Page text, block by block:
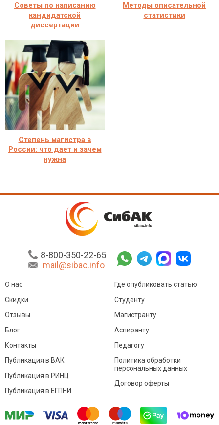
Советы по написанию
кандидатской
диссертации
Методы описательной
статистики
Степень магистра в
России: что дает и зачем
нужна
8-800-350-22-65
mail@sibac.info
О нас
Скидки
Отзывы
Блог
Контакты
Где опубликовать статью
Студенту
Магистранту
Аспиранту
Педагогу
Публикация в ВАК
Публикация в РИНЦ
Публикация в ЕГПНИ
Политика обработки
персональных данных
Договор оферты